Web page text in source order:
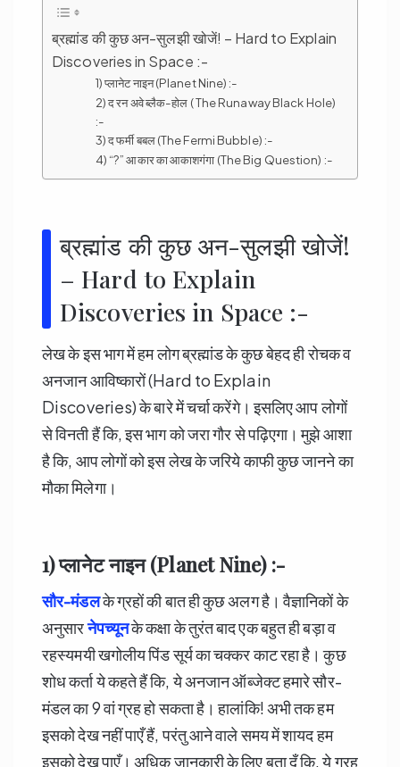
ब्रह्मांड की कुछ अन-सुलझी खोजें! – Hard to Explain
Discoveries in Space :-
1) प्लानेट नाइन (Planet Nine) :-
2) द रन अवे ब्लैक-होल ( The Runaway Black Hole)
:-
3) द फर्मी बबल (The Fermi Bubble) :-
4) “?” आकार का आकाशगंगा (The Big Question) :-
ब्रह्मांड की कुछ अन-सुलझी खोजें!
– Hard to Explain
Discoveries in Space :-
लेख के इस भाग में हम लोग ब्रह्मांड के कुछ बेहद ही रोचक व
अनजान आविष्कारों (Hard to Explain
Discoveries) के बारे में चर्चा करेंगे। इसलिए आप लोगों
से विनती हैं कि, इस भाग को जरा गौर से पढ़िएगा। मुझे आशा
है कि, आप लोगों को इस लेख के जरिये काफी कुछ जानने का
मौका मिलेगा।
1) प्लानेट नाइन (Planet Nine) :-
सौर-मंडलके ग्रहों की बात ही कुछ अलग है। वैज्ञानिकों के
अनुसारनेपच्यूनके कक्षा के तुरंत बाद एक बहुत ही बड़ा व
रहस्यमयी खगोलीय पिंड सूर्य का चक्कर काट रहा है। कुछ
शोध कर्ता ये कहते हैं कि, ये अनजान ऑब्जेक्ट हमारे सौर-
मंडल का 9 वां ग्रह हो सकता है। हालांकि! अभी तक हम
इसको देख नहीं पाएँ हैं, परंतु आने वाले समय में शायद हम
इसको देख पाएँ। अधिक जानकारी के लिए बता दूँ कि, ये ग्रह